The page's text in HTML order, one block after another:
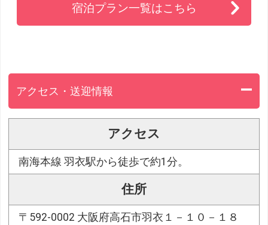
宿泊プラン一覧はこちら
アクセス・送迎情報
アクセス
南海本線 羽衣駅から徒歩で約1分。
住所
〒592-0002 大阪府高石市羽衣１－１０－１８